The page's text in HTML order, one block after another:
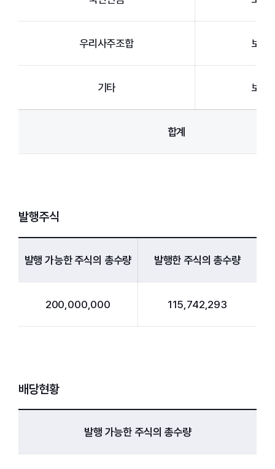
우리사주조합 보통
기타 보통
합계
발행주식
발행 가능한 주식의 총수량 발행한 주식의 총수량
200,000,000 115,742,293
배당현황
발행 가능한 주식의 총수량